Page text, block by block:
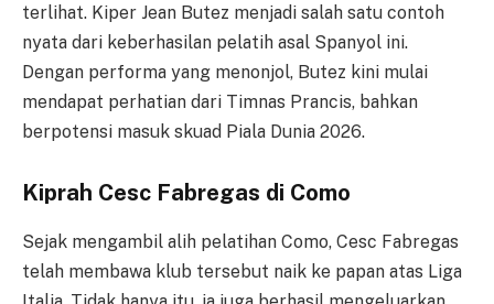
terlihat. Kiper Jean Butez menjadi salah satu contoh
nyata dari keberhasilan pelatih asal Spanyol ini.
Dengan performa yang menonjol, Butez kini mulai
mendapat perhatian dari Timnas Prancis, bahkan
berpotensi masuk skuad Piala Dunia 2026.
Kiprah Cesc Fabregas di Como
Sejak mengambil alih pelatihan Como, Cesc Fabregas
telah membawa klub tersebut naik ke papan atas Liga